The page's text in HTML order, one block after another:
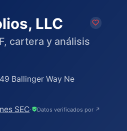
LLC
cartera y análisis
Ballinger Way Ne
SEC· Datos verificados por ↗